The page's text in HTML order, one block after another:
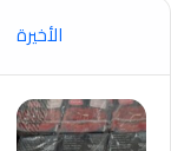
الأخيرة